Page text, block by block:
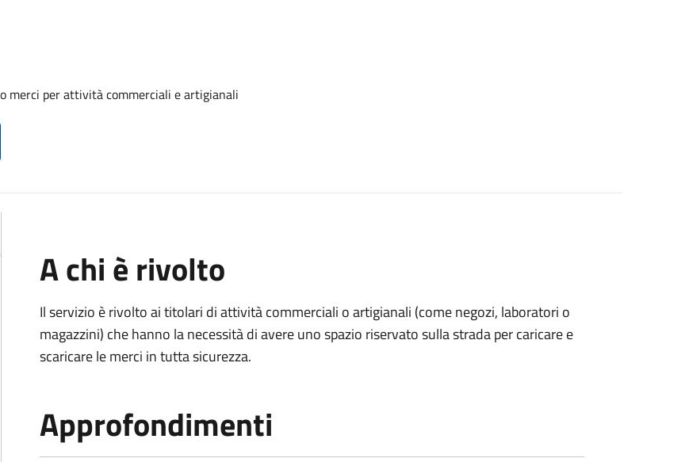
merci per attività commerciali e artigianali
A chi è rivolto
Il servizio è rivolto ai titolari di attività commerciali o artigianali (come negozi, laboratori o
magazzini) che hanno la necessità di avere uno spazio riservato sulla strada per caricare e
scaricare le merci in tutta sicurezza.
Approfondimenti